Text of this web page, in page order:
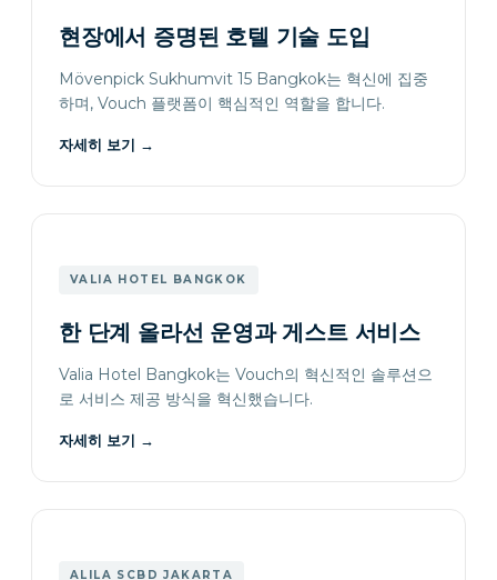
현장에서 증명된 호텔 기술 도입
Mövenpick Sukhumvit 15 Bangkok는 혁신에 집중
하며, Vouch 플랫폼이 핵심적인 역할을 합니다.
자세히 보기 →
VALIA HOTEL BANGKOK
한 단계 올라선 운영과 게스트 서비스
Valia Hotel Bangkok는 Vouch의 혁신적인 솔루션으
로 서비스 제공 방식을 혁신했습니다.
자세히 보기 →
ALILA SCBD JAKARTA